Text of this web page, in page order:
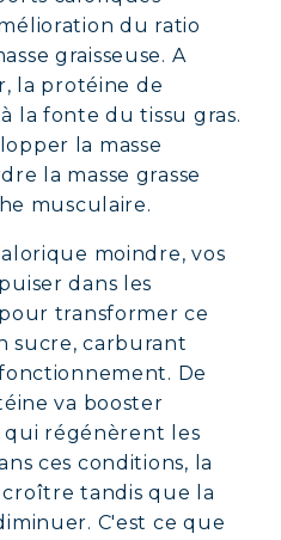
: PEAU,
& VITALITÉ
EXPERT
: PEAU,
SUBLIMES
: FORCE,
: AFFINEZ ET
VOTRE CORPS
du ratio
graisseuse. A
la protéine de
la fonte du tissu gras.
la masse
la masse grasse
musculaire.
moindre, vos
dans les
transformer ce
sucre, carburant
De
va booster
qui régénèrent les
ces conditions, la
croître tandis que la
C'est ce que